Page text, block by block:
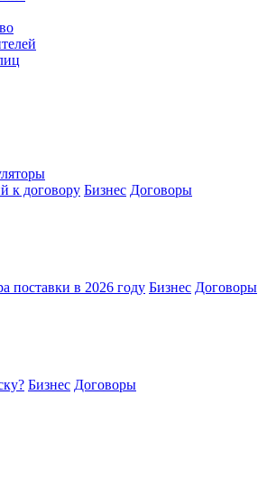
к договору Бизнес Договоры
поставки в 2026 году Бизнес Договоры
Бизнес Договоры